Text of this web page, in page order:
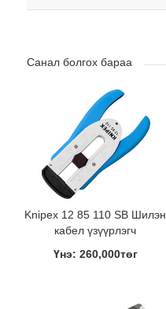
Санал болгох бараа
Knipex 12 85 110 SB Шилэн
кабел үзүүрлэгч
Үнэ: 260,000төг